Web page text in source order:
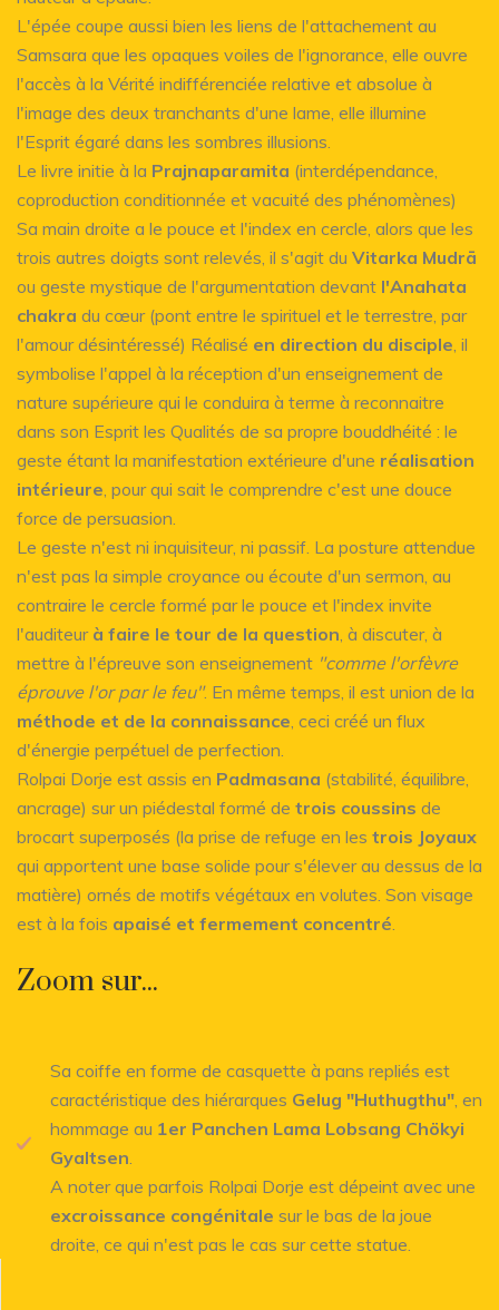
L'épée coupe aussi bien les liens de l'attachement au
Samsara que les opaques voiles de l'ignorance, elle ouvre
l'accès à la Vérité indifférenciée relative et absolue à
l'image des deux tranchants d'une lame, elle illumine
l'Esprit égaré dans les sombres illusions.
Le livre initie à la Prajnaparamita (interdépendance,
coproduction conditionnée et vacuité des phénomènes)
Sa main droite a le pouce et l'index en cercle, alors que les
trois autres doigts sont relevés, il s'agit du Vitarka Mudrā
ou geste mystique de l'argumentation devant l'Anahata
chakra du cœur (pont entre le spirituel et le terrestre, par
l'amour désintéressé) Réalisé en direction du disciple , il
symbolise l'appel à la réception d'un enseignement de
nature supérieure qui le conduira à terme à reconnaitre
dans son Esprit les Qualités de sa propre bouddhéité : le
geste étant la manifestation extérieure d'une réalisation
intérieure , pour qui sait le comprendre c'est une douce
force de persuasion.
Le geste n'est ni inquisiteur, ni passif. La posture attendue
n'est pas la simple croyance ou écoute d'un sermon, au
contraire le cercle formé par le pouce et l'index invite
l'auditeur à faire le tour de la question , à discuter, à
mettre à l'épreuve son enseignement "comme l'orfèvre
éprouve l'or par le feu". En même temps, il est union de la
méthode et de la connaissance , ceci créé un flux
d'énergie perpétuel de perfection.
Rolpai Dorje est assis en Padmasana (stabilité, équilibre,
ancrage) sur un piédestal formé de trois coussins de
brocart superposés (la prise de refuge en les trois Joyaux
qui apportent une base solide pour s'élever au dessus de la
matière) ornés de motifs végétaux en volutes. Son visage
est à la fois apaisé et fermement concentré
Zoom sur...
Sa coiffe en forme de casquette à pans repliés est
caractéristique des hiérarques Gelug "Huthugthu" , en
hommage au 1er Panchen Lama Lobsang Chökyi
Gyaltsen
A noter que parfois Rolpai Dorje est dépeint avec une
excroissance congénitale sur le bas de la joue
droite, ce qui n'est pas le cas sur cette statue.